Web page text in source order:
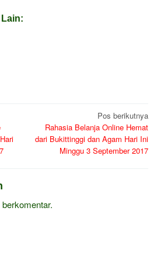
Pos berikutnya
Rahasia Belanja Online Hemat
dari Bukittinggi dan Agam Hari Ini
Minggu 3 September 2017
berkomentar.